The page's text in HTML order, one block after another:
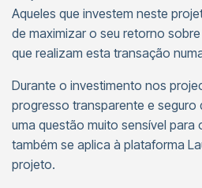
Aqueles que investem neste
de maximizar o seu retorno
que realizam esta transação
Durante o investimento nos
progresso transparente e
uma questão muito sensível para
também se aplica à plataforma
projeto.